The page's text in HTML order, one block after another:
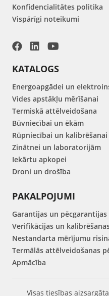
Konfidencialitātes politika
Vispārīgi noteikumi
KATALOGS
Energoapgādei un
Vides apstākļu mērīšanai
Termiskā attēlveidošana
Būvniecībai un ēkām
Rūpniecībai un kalibrēšanai
Zinātnei un laboratorijām
Iekārtu apkopei
Droni un drošība
PAKALPOJUMI
Garantijas un pēcgarantijas
Verifikācijas un
Nestandarta mērījumu
Termālās attēlveidošanas
Apmācība
Visas tiesības